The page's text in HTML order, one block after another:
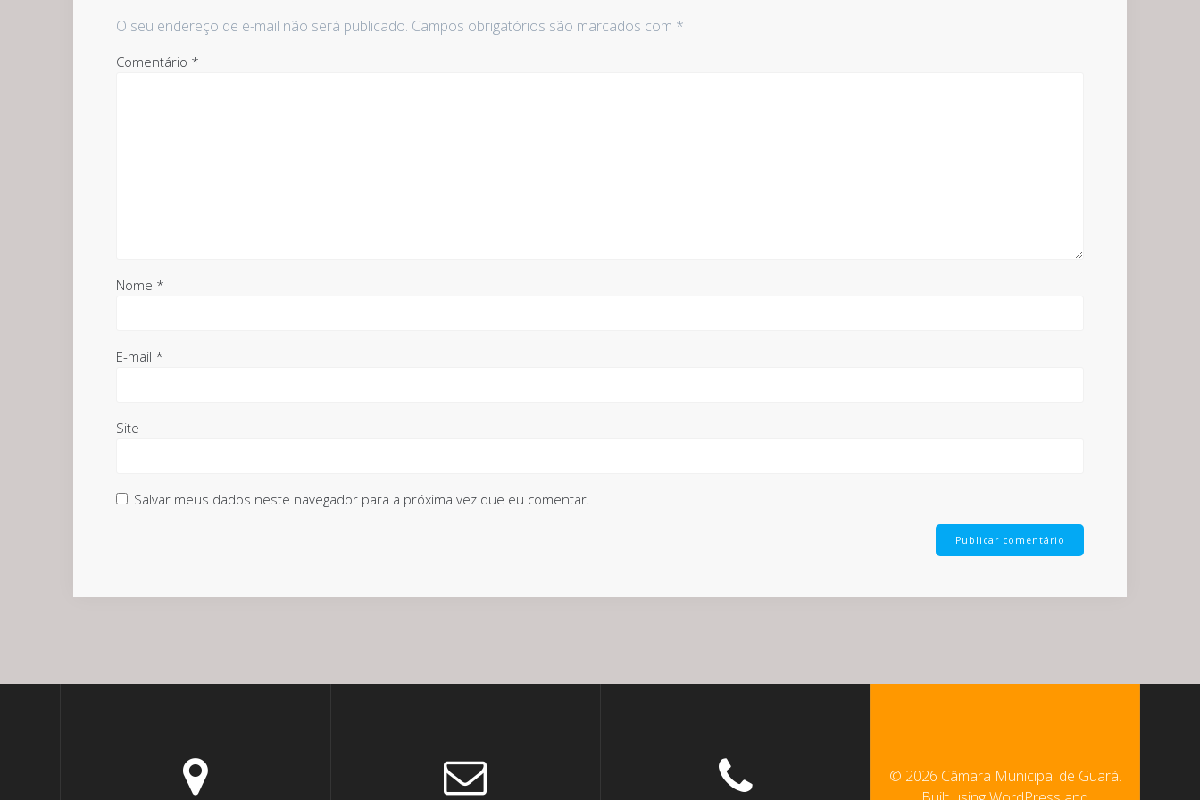
O seu endereço de e-mail não será publicado. Campos obrigatórios são marcados com *
Comentário *
Nome *
E-mail *
Site
Salvar meus dados neste navegador para a próxima vez que eu comentar.
© 2026 Câmara Municipal de Guará.